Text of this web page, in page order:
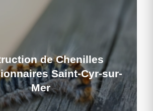
de Chenilles
Saint-Cyr-sur-
Mer